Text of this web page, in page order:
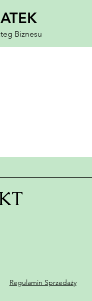
Biznesu
Regulamin Sprzedaży